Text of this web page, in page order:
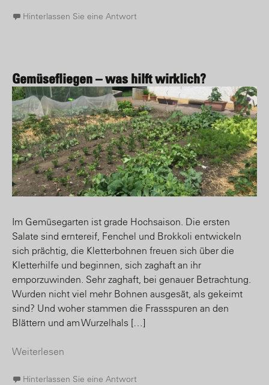
Hinterlassen Sie eine Antwort
Gemüsefliegen – was hilft wirklich?
Im Gemüsegarten ist grade Hochsaison. Die ersten
Salate sind erntereif, Fenchel und Brokkoli entwickeln
sich prächtig, die Kletterbohnen freuen sich über die
Kletterhilfe und beginnen, sich zaghaft an ihr
emporzuwinden. Sehr zaghaft, bei genauer Betrachtung.
Wurden nicht viel mehr Bohnen ausgesät, als gekeimt
sind? Und woher stammen die Frassspuren an den
Blättern und am Wurzelhals […]
Weiterlesen
Hinterlassen Sie eine Antwort